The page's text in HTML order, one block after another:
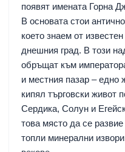
появят имената Горна
В основата стои
което знаем от
днешния град. В този
обръщат към
и местния пазар – едно
кипял търговски живот
Сердика, Солун и
това място да се
топли минерални